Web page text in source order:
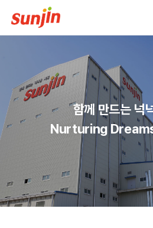
함께 만드는 넉
Nurturing